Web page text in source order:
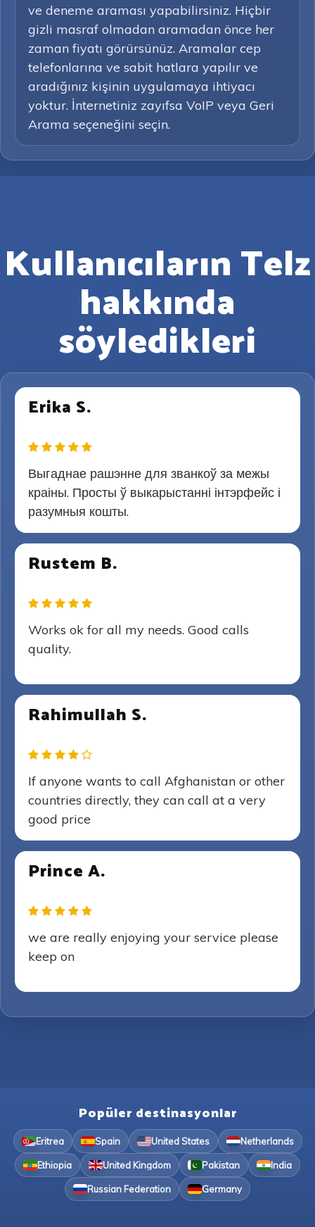
ve deneme araması yapabilirsiniz. Hiçbir
gizli masraf olmadan aramadan önce her
zaman fiyatı görürsünüz. Aramalar cep
telefonlarına ve sabit hatlara yapılır ve
aradığınız kişinin uygulamaya ihtiyacı
yoktur. İnternetiniz zayıfsa VoIP veya Geri
Arama seçeneğini seçin.
Kullanıcıların Telz
hakkında
söyledikleri
Erika S.
Выгаднае рашэнне для званкоў за межы
краіны. Просты ў выкарыстанні інтэрфейс і
разумныя кошты.
Rustem B.
Works ok for all my needs. Good calls
quality.
Rahimullah S.
If anyone wants to call Afghanistan or other
countries directly, they can call at a very
good price
Prince A.
we are really enjoying your service please
keep on
Popüler destinasyonlar
Eritrea Spain United States Netherlands
Ethiopia United Kingdom Pakistan India
Russian Federation Germany